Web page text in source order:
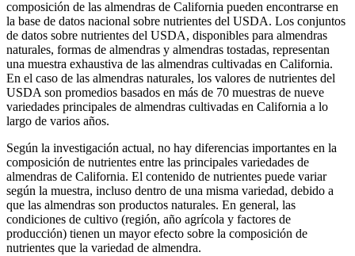
composición de las almendras de California pueden encontrarse en
la base de datos nacional sobre nutrientes del USDA. Los conjuntos
de datos sobre nutrientes del USDA, disponibles para almendras
naturales, formas de almendras y almendras tostadas, representan
una muestra exhaustiva de las almendras cultivadas en California.
En el caso de las almendras naturales, los valores de nutrientes del
USDA son promedios basados en más de 70 muestras de nueve
variedades principales de almendras cultivadas en California a lo
largo de varios años.
Según la investigación actual, no hay diferencias importantes en la
composición de nutrientes entre las principales variedades de
almendras de California. El contenido de nutrientes puede variar
según la muestra, incluso dentro de una misma variedad, debido a
que las almendras son productos naturales. En general, las
condiciones de cultivo (región, año agrícola y factores de
producción) tienen un mayor efecto sobre la composición de
nutrientes que la variedad de almendra.